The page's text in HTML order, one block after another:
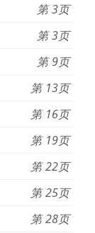
3
3
9
13
16
19
22
25
28